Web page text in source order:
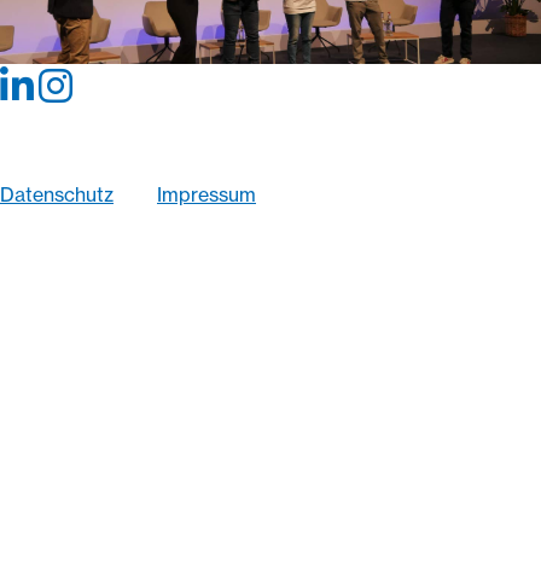
Datenschutz
Impressum